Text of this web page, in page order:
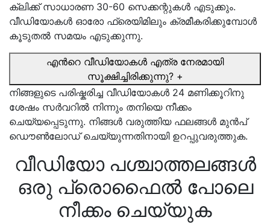
ക്ലിക്ക് സാധാരണ 30-60 സെക്കന്റുകള്‍ എടുക്കും.
വീഡിയോകള്‍ ഓരോ ഫ്രെയിമിലും ക്രമീകരിക്കുമ്പോള്‍
കൂടുതല്‍ സമയം എടുക്കുന്നു.
എന്‍റെ വീഡിയോകള്‍ എത്ര നേരമായി
സൂക്ഷിച്ചിരിക്കുന്നു? +
നിങ്ങളുടെ പരിഷ്കരിച്ച വീഡിയോകള്‍ 24 മണിക്കൂറിനു
ശേഷം സര്‍വറില്‍ നിന്നും തനിയെ നീക്കം
ചെയ്യപ്പെടുന്നു. നിങ്ങള്‍ വരുത്തിയ ഫലങ്ങള്‍ മുന്‍പ്
ഡൌണ്‍ലോഡ് ചെയ്യുന്നതിനായി ഉറപ്പുവരുത്തുക.
വീഡിയോ പശ്ചാത്തലങ്ങള്‍
ഒരു പ്രൊഫൈല്‍ പോലെ
നീക്കം ചെയ്യുക